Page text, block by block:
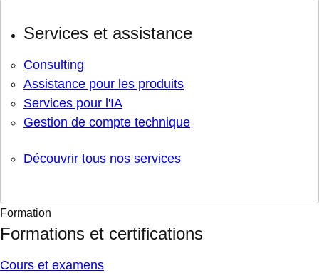
Services et assistance
Consulting
Assistance pour les produits
Services pour l'IA
Gestion de compte technique
Découvrir tous nos services
Formation
Formations et certifications
Cours et examens